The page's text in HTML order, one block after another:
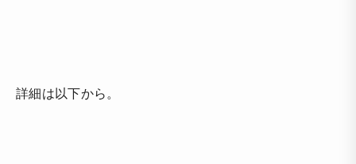
詳細は以下から。